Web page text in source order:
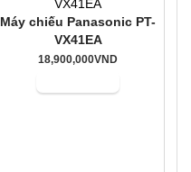
Máy chiếu Panasonic PT-
VX41EA
18,900,000VND